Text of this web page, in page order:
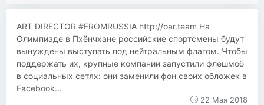
ART DIRECTOR #FROMRUSSIA http://oar.team На
Олимпиаде в Пхёнчхане российские спортсмены будут
вынуждены выступать под нейтральным флагом. Чтобы
поддержать их, крупные компании запустили флешмоб
в социальных сетях: они заменили фон своих обложек в
Facebook...
22 Мая 2018